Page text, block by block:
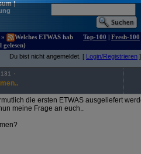
|
»
Welches ETWAS hab
Top-100 | Fresh-100
Du bist nicht angemeldet. [ Login/Registrieren ]
die ersten ETWAS ausgeliefert
meine Frage an euch..